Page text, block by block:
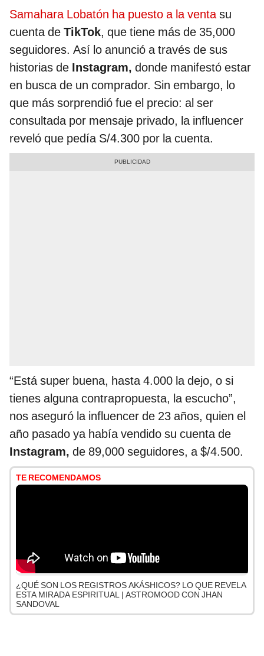
Samahara Lobatón ha puesto a la ventasu
cuenta de TikTok, que tiene más de 35,000
seguidores. Así lo anunció a través de sus
historias de Instagram, donde manifestó estar
en busca de un comprador. Sin embargo, lo
que más sorprendió fue el precio: al ser
consultada por mensaje privado, la influencer
reveló que pedía S/4.300 por la cuenta.
“Está super buena, hasta 4.000 la dejo, o si
tienes alguna contrapropuesta, la escucho”,
nos aseguró la influencer de 23 años, quien el
año pasado ya había vendido su cuenta de
Instagram, de 89,000 seguidores, a $/4.500.
TE RECOMENDAMOS
¿QUÉ SON LOS REGISTROS AKÁSHICOS? LO QUE REVELA
ESTA MIRADA ESPIRITUAL | ASTROMOOD CON JHAN
SANDOVAL